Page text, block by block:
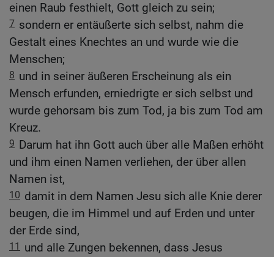
einen Raub festhielt, Gott gleich zu sein;
7 sondern er entäußerte sich selbst, nahm die
Gestalt eines Knechtes an und wurde wie die
Menschen;
8 und in seiner äußeren Erscheinung als ein
Mensch erfunden, erniedrigte er sich selbst und
wurde gehorsam bis zum Tod, ja bis zum Tod am
Kreuz.
9 Darum hat ihn Gott auch über alle Maßen erhöht
und ihm einen Namen verliehen, der über allen
Namen ist,
10 damit in dem Namen Jesu sich alle Knie derer
beugen, die im Himmel und auf Erden und unter
der Erde sind,
11
und alle Zungen bekennen, dass Jesus